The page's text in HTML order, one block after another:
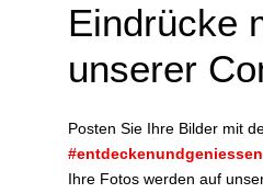
Eindrücke
unserer
Posten Sie Ihre Bilder mit
Ihre Fotos werden auf